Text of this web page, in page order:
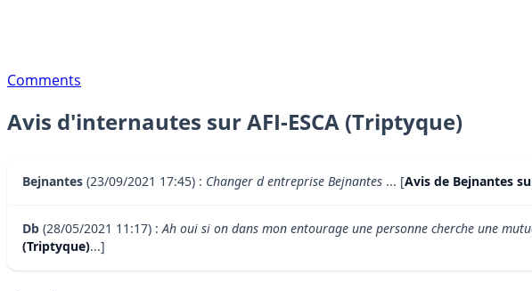
Comments
Avis d'internautes sur AFI-ESCA (Triptyque)
Bejnantes (23/09/2021 17:45) : Changer d entreprise Bejnantes ... [Avis de Bejnantes
Db (28/05/2021 11:17) :Ah oui si on dans mon entourage une personne cherche une
(Triptyque)...]